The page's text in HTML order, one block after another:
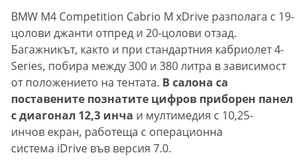
BMW M4 Competition Cabrio M xDrive разполага с 19-
цолови джанти отпред и 20-цолови отзад.
Багажникът, както и при стандартния кабриолет 4-
Series, побира между 300 и 380 литра в зависимост
от положението на тентата. В салона са
поставените познатите цифров приборен панел
с диагонал 12,3 инча и мултимедия с 10,25-
инчов екран, работеща с операционна
система iDrive във версия 7.0.